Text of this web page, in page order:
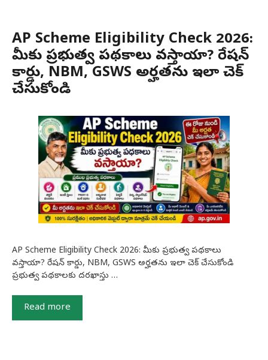
AP Scheme Eligibility Check 2026:
మీకు ప్రభుత్వ పథకాలు వస్తాయా? రేషన్
కార్డు, NBM, GSWS అర్హతను ఇలా చెక్
చేసుకోండి
AP Scheme Eligibility Check 2026: మీకు ప్రభుత్వ పథకాలు
వస్తాయా? రేషన్ కార్డు, NBM, GSWS అర్హతను ఇలా చెక్ చేసుకోండి
ప్రభుత్వ పథకాలకు దరఖాస్తు …
Read more